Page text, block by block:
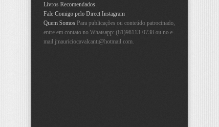
Livros Recomendados
Fale Comigo pelo Direct Instagram
Quem Somos Para publicações ou conteúdo patrocinado,
entre em contato no Whatsapp: (81)98113-0738 ou no e-
mail jmauriciocavalcanti@hotmail.com